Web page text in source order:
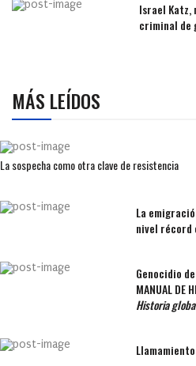
Israel
criminal de
MÁS LEÍDOS
La sospecha como otra clave de resistencia
La
nivel récord
Genocidio
MANUAL DE
Historia